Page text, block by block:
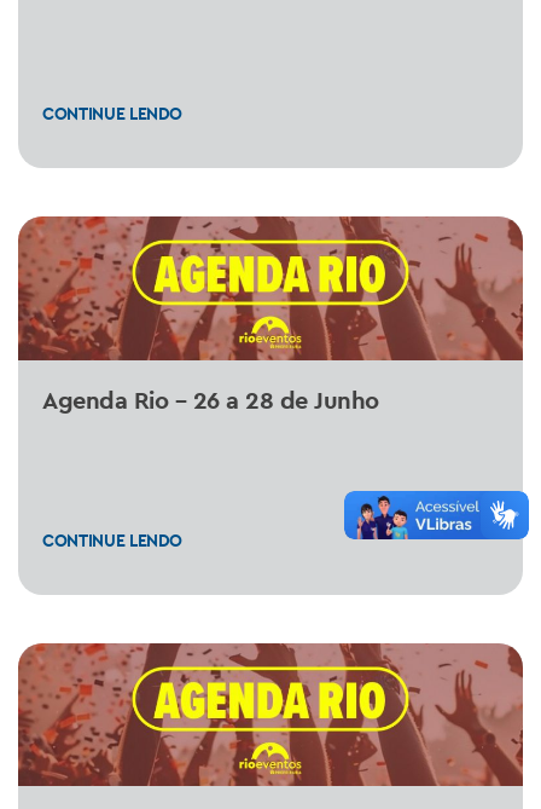
CONTINUE LENDO
Agenda Rio – 26 a 28 de Junho
CONTINUE LENDO